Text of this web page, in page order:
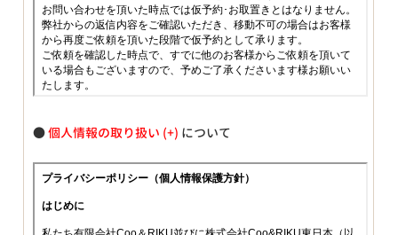
●個人情報の取り扱い について